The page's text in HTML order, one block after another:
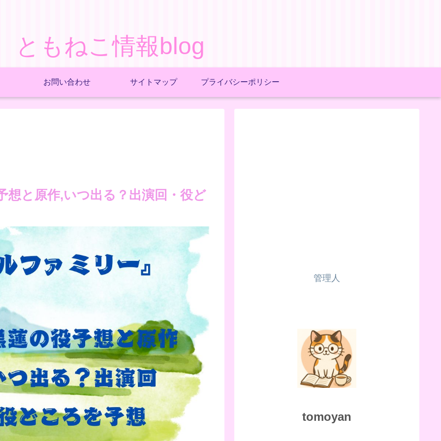
ともねこ情報blog
お問い合わせ サイトマップ プライバシーポリシー
想と原作,いつ出る？出演回・役ど
管理人
tomoyan